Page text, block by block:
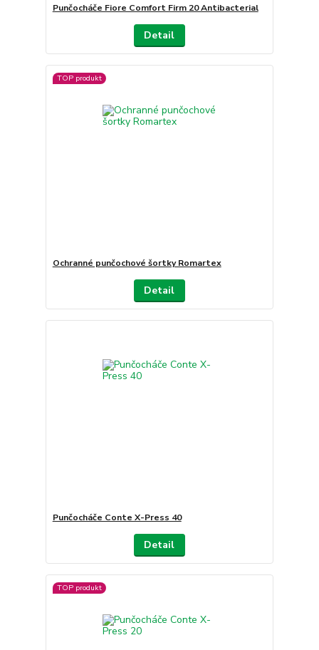
Punčocháče Fiore Comfort Firm 20 Antibacterial
Detail
TOP produkt
Ochranné punčochové šortky Romartex
Detail
Punčocháče Conte X-Press 40
Detail
TOP produkt